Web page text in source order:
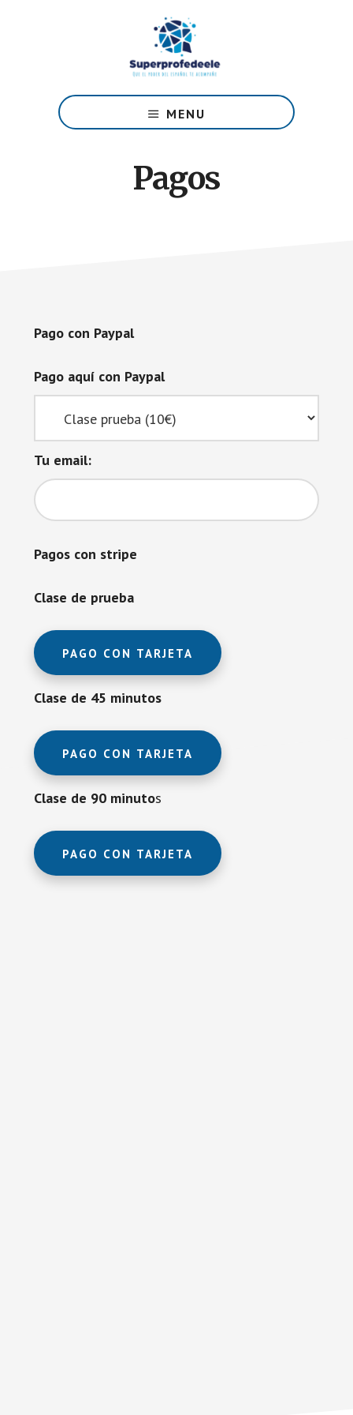
como
Lengua
MENU
Pagos
Pago con Paypal
Pago aquí con Paypal
Tu email:
Pagos con stripe
Clase de prueba
PAGO CON TARJETA
Clase de 45 minutos
PAGO CON TARJETA
Clase de 90 minutos
PAGO CON TARJETA